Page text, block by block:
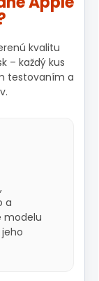
kvalitu
– každý kus
testovaním a
a
modelu